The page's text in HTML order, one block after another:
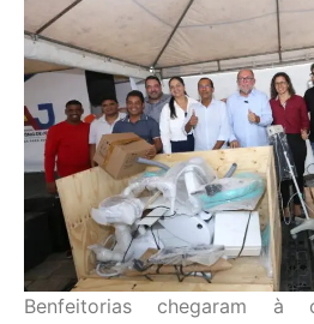
Benfeitorias chegaram à